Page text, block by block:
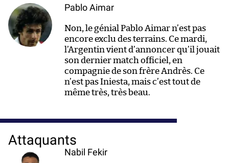
Pablo Aimar
Non, le génial Pablo Aimar n’est pas
encore exclu des terrains. Ce mardi,
l’Argentin vient d’annoncer qu’il jouait
son dernier match officiel, en
compagnie de son frère Andrès. Ce
n’est pas Iniesta, mais c’est tout de
même très, très beau.
Attaquants
Nabil Fekir